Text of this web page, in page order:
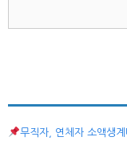
무직자, 연체자 소액생